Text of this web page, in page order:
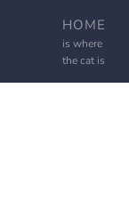
HOME
is where
the cat is